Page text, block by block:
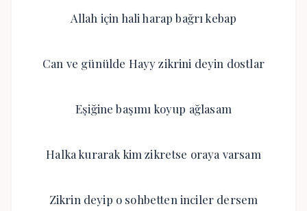
Allah için hali harap bağrı kebap
Can ve günülde Hayy zikrini deyin dostlar
Eşiğine başımı koyup ağlasam
Halka kurarak kim zikretse oraya varsam
Zikrin deyip o sohbetten inciler dersem